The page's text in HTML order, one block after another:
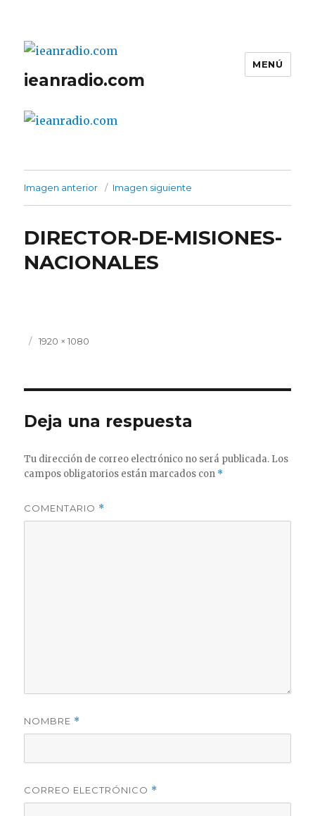
ieanradio.com
MENÚ
Imagen anterior Imagen siguiente
DIRECTOR-DE-MISIONES-
NACIONALES
Publicado
Tamaño
1920 × 1080
Deja una respuesta
Tu dirección de correo electrónico no será publicada. Los
campos obligatorios están marcados con *
COMENTARIO *
NOMBRE *
CORREO ELECTRÓNICO *